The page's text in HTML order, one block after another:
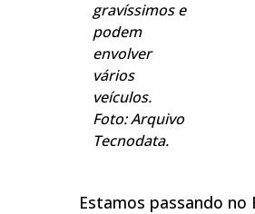
gravíssimos e
podem
envolver
vários
veículos.
Foto: Arquivo
Tecnodata.
Estamos passando